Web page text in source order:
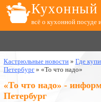
Кухонный
всё о кухонной посуде
Кастрюльные новости » Где
Петербург » «То что надо»
«То что надо» -
Петербург